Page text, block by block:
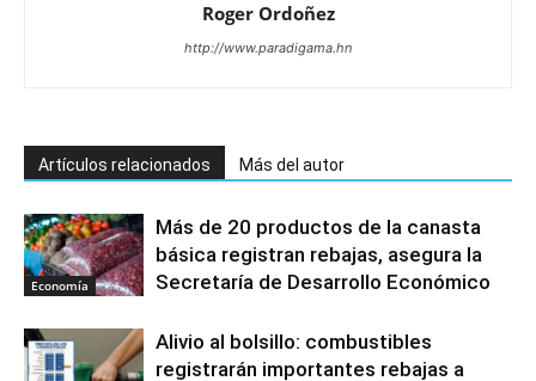
Roger Ordoñez
http://www.paradigama.hn
Artículos relacionados Más del autor
Economía
Más de 20 productos de la canasta
básica registran rebajas, asegura la
Secretaría de Desarrollo Económico
Alivio al bolsillo: combustibles
registrarán importantes rebajas a